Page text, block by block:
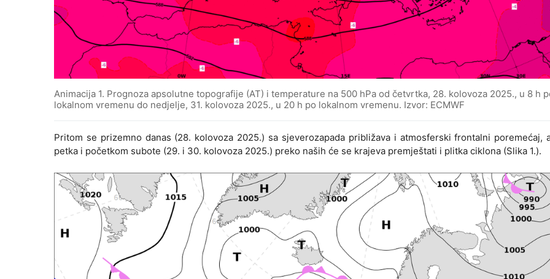
Animacija 1. Prognoza apsolutne topografije (AT) i temperature na 500 hPa od četvrtka, 28. kolovoza 2025., u 8 h
lokalnom vremenu do nedjelje, 31. kolovoza 2025., u 20 h po lokalnom vremenu. Izvor: ECMWF
Pritom se prizemno danas (28. kolovoza 2025.) sa sjeverozapada približava i atmosferski frontalni poremećaj,
petka i početkom subote (29. i 30. kolovoza 2025.) preko naših će se krajeva premještati i plitka ciklona (Slika 1.).